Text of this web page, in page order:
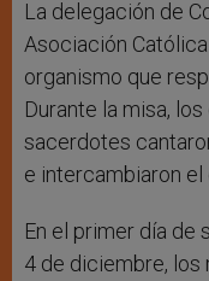
La delegación de
Asociación
organismo que
Durante la misa,
sacerdotes
e intercambiaron el
En el primer día de
4 de diciembre, los